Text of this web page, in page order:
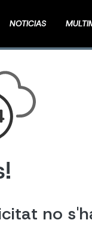
NOTICIAS
no